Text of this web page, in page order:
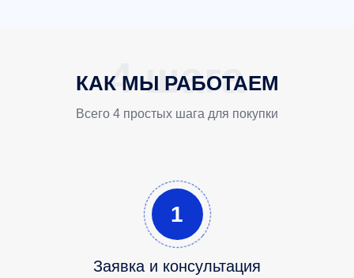
КАК МЫ РАБОТАЕМ
Всего 4 простых шага для покупки
1
Заявка и консультация